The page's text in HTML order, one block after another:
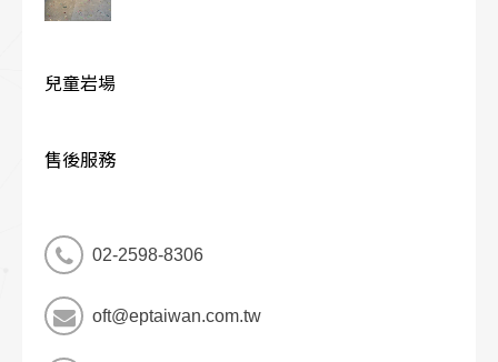
兒童岩場
售後服務
02-2598-8306
oft@eptaiwan.com.tw